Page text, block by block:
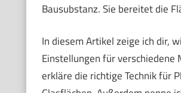
Bausubstanz. Sie bereitet die
In diesem Artikel zeige ich dir,
Einstellungen für verschiedene
erkläre die richtige Technik für